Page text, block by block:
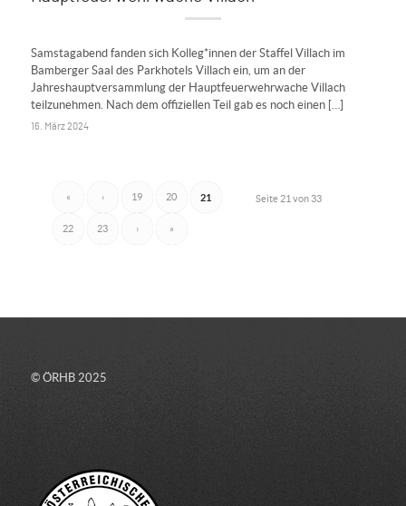
Samstagabend fanden sich Kolleg*innen der Staffel Villach im
Bamberger Saal des Parkhotels Villach ein, um an der
Jahreshauptversammlung der Hauptfeuerwehrwache Villach
teilzunehmen. Nach dem offiziellen Teil gab es noch einen […]
16. März 2024
Seite 21 von 33
« ‹ 19 20 21
22 23 › »
© ÖRHB 2025